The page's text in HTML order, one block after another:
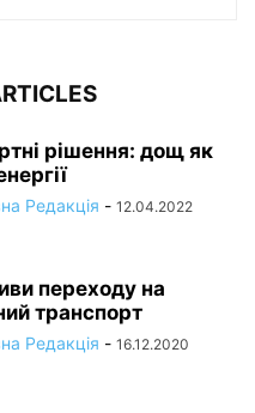
рішення: дощ як
Редакція - 12.04.2022
переходу на
транспорт
Редакція - 16.12.2020